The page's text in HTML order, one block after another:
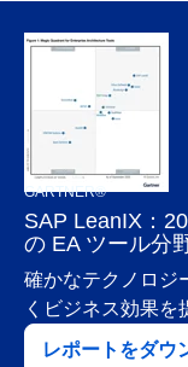
GARTNER®
SAP LeanIX：
の EA ツール分
確かなテクノロジ
くビジネス効果を
レポートをダウ